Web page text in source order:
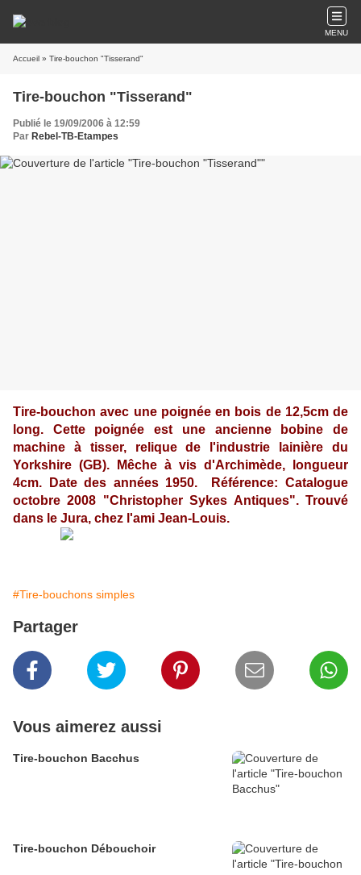
MENU
Accueil » Tire-bouchon "Tisserand"
Tire-bouchon "Tisserand"
Publié le 19/09/2006 à 12:59
Par Rebel-TB-Etampes
Tire-bouchon avec une poignée en bois de 12,5cm de
long. Cette poignée est une ancienne bobine de
machine à tisser, relique de l'industrie lainière du
Yorkshire (GB). Mêche à vis d'Archimède, longueur
4cm. Date des années 1950. Référence: Catalogue
octobre 2008 "Christopher Sykes Antiques". Trouvé
dans le Jura, chez l'ami Jean-Louis.
#Tire-bouchons simples
Partager
Vous aimerez aussi
Tire-bouchon Bacchus
Tire-bouchon Débouchoir